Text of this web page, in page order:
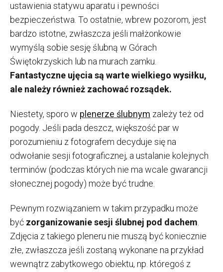
ustawienia statywu aparatu i pewności
bezpieczeństwa. To ostatnie, wbrew pozorom, jest
bardzo istotne, zwłaszcza jeśli małżonkowie
wymyślą sobie sesję ślubną w Górach
Świętokrzyskich lub na murach zamku.
Fantastyczne ujęcia są warte wielkiego wysiłku,
ale należy również zachować rozsądek.
Niestety, sporo w plenerze ślubnym zależy też od
pogody. Jeśli pada deszcz, większość par w
porozumieniu z fotografem decyduje się na
odwołanie sesji fotograficznej, a ustalanie kolejnych
terminów (podczas których nie ma wcale gwarancji
słonecznej pogody) może być trudne.
Pewnym rozwiązaniem w takim przypadku może
być zorganizowanie sesji ślubnej pod dachem
Zdjęcia z takiego pleneru nie muszą być koniecznie
złe, zwłaszcza jeśli zostaną wykonane na przykład
wewnątrz zabytkowego obiektu, np. któregoś z